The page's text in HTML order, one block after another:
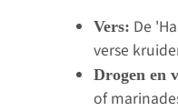
Vers: De
verse
Drogen en
of